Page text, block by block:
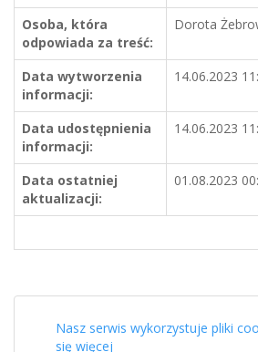
Osoba, która
odpowiada za treść:
Dorota
Data wytworzenia
informacji:
14.06.2023
Data udostępnienia
informacji:
14.06.2023
Data ostatniej
aktualizacji:
01.08.2023
Nasz serwis wykorzystuje pliki
się więcej